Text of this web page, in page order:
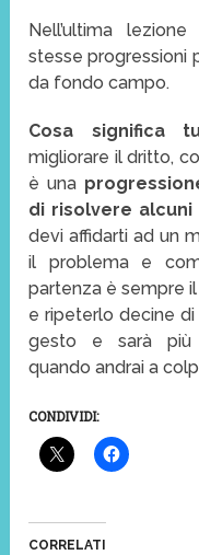
Nell’ultima
stesse progressioni
da fondo campo.
Cosa significa
migliorare il dritto,
è una
di risolvere
devi affidarti ad un
il problema e
partenza è sempre il
e ripeterlo decine
gesto e sarà più
quando andrai a
CONDIVIDI:
CORRELATI